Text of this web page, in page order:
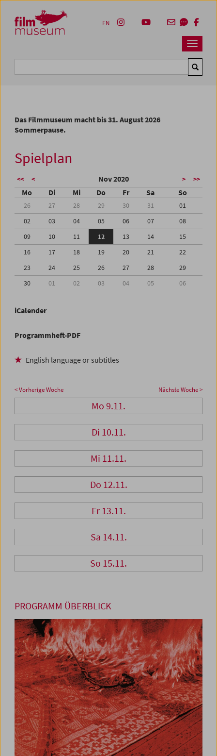
Zum Inhalt
Zum Hauptmenü
Zur Servicenavigation
Zum Suche
Navbar
EN
Das Filmmuseum macht bis 31. August 2026
Sommerpause.
Spielplan
<< < Nov 2020 > >>
Mo Di Mi Do Fr Sa So
26 27 28 29 30 31
01
02
03 04 05 06 07
08
09
10 11 12 13 14
15
16
17 18 19 20 21
22
23
24 25 26 27 28
29
30
01 02 03 04 05 06
iCalender
Programmheft-PDF
English language or subtitles
< Vorherige Woche Nächste Woche >
Mo 9.11.
Di 10.11.
Mi 11.11.
Do 12.11.
Fr 13.11.
Sa 14.11.
So 15.11.
PROGRAMM ÜBERBLICK